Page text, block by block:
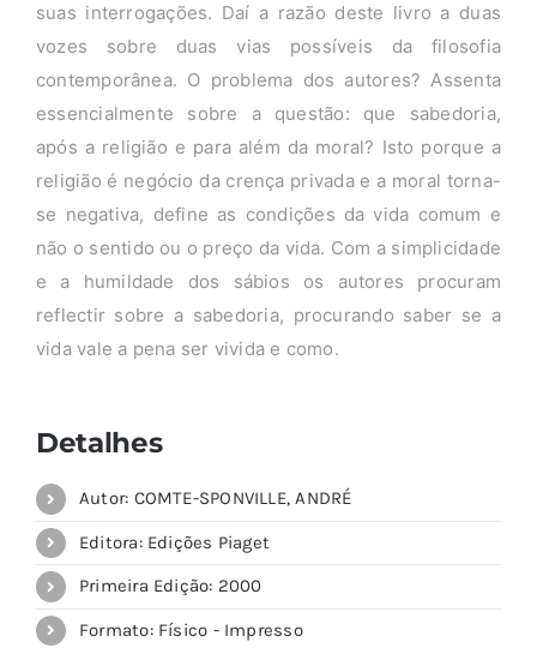
suas interrogações. Daí a razão deste livro a duas
vozes sobre duas vias possíveis da filosofia
contemporânea. O problema dos autores? Assenta
essencialmente sobre a questão: que sabedoria,
após a religião e para além da moral? Isto porque a
religião é negócio da crença privada e a moral torna-
se negativa, define as condições da vida comum e
não o sentido ou o preço da vida. Com a simplicidade
e a humildade dos sábios os autores procuram
reflectir sobre a sabedoria, procurando saber se a
vida vale a pena ser vivida e como.
Detalhes
Autor: COMTE-SPONVILLE, ANDRÉ
Editora: Edições Piaget
Primeira Edição: 2000
Formato: Físico - Impresso